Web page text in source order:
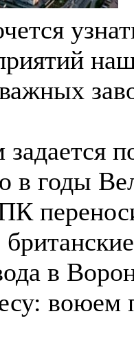
в годы
в
воюем